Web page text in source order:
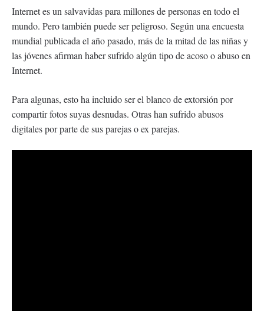
Internet es un salvavidas para millones de personas en todo el
mundo. Pero también puede ser peligroso. Según una encuesta
mundial publicada el año pasado, más de la mitad de las niñas y
las jóvenes afirman haber sufrido algún tipo de acoso o abuso en
Internet.
Para algunas, esto ha incluido ser el blanco de extorsión por
compartir fotos suyas desnudas. Otras han sufrido abusos
digitales por parte de sus parejas o ex parejas.